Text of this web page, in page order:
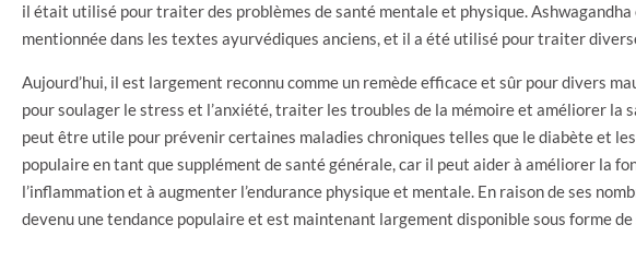
il était utilisé pour traiter des problèmes de santé mentale et physique.
mentionnée dans les textes ayurvédiques anciens, et il a été utilisé pour traiter
Aujourd’hui, il est largement reconnu comme un remède efficace et sûr pour divers
pour soulager le stress et l’anxiété, traiter les troubles de la mémoire et améliorer la
peut être utile pour prévenir certaines maladies chroniques telles que le diabète et
populaire en tant que supplément de santé générale, car il peut aider à améliorer la
l’inflammation et à augmenter l’endurance physique et mentale. En raison de ses
devenu une tendance populaire et est maintenant largement disponible sous forme